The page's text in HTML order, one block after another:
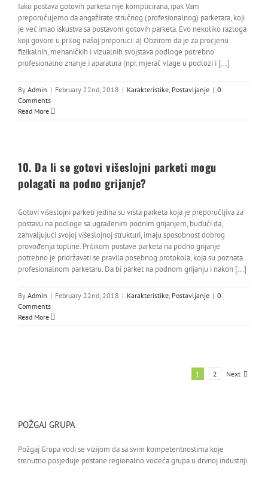
Iako postava gotovih parketa nije komplicirana, ipak Vam
preporučujemo da angažirate stručnog (profesionalnog) parketara, koji
je već imao iskustva sa postavom gotovih parketa. Evo nekoliko razloga
koji govore u prilog našoj preporuci: a) Obzirom da je za procjenu
fizikalnih, mehaničkih i vizualnih svojstava podloge potrebno
profesionalno znanje i aparatura (npr. mjerač vlage u podlozi i [...]
By Admin | February 22nd, 2018 | Karakteristike Postavljanje | 0
Comments
Read More
10. Da li se gotovi višeslojni parketi mogu
polagati na podno grijanje?
Gotovi višeslojni parketi jedina su vrsta parketa koja je preporučljiva za
postavu na podloge sa ugrađenim podnim grijanjem, budući da,
zahvaljujući svojoj višeslojnoj strukturi, imaju sposobnost dobrog
provođenja topline. Prilikom postave parketa na podno grijanje
potrebno je pridržavati se pravila posebnog protokola, koja su poznata
profesionalnom parketaru. Da bi parket na podnom grijanju i nakon [...]
By Admin | February 22nd, 2018 | Karakteristike Postavljanje | 0
Comments
Read More
1 2 Next
POŽGAJ GRUPA
Požgaj Grupa vodi se vizijom da sa svim kompetentnostima koje
trenutno posjeduje postane regionalno vodeća grupa u drvnoj industriji.